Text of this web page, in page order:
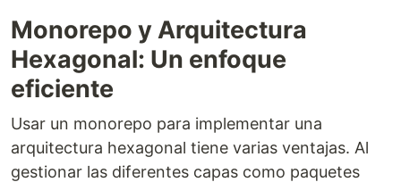
Monorepo y Arquitectura
Hexagonal: Un enfoque
eficiente
Usar un monorepo para implementar una
arquitectura hexagonal tiene varias ventajas. Al
gestionar las diferentes capas como paquetes